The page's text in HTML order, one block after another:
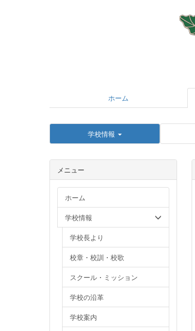
ホーム
学校情報
メニュー
ホーム
学校情報
学校長より
校章・校訓・校歌
スクール・ミッション
学校の沿革
学校案内